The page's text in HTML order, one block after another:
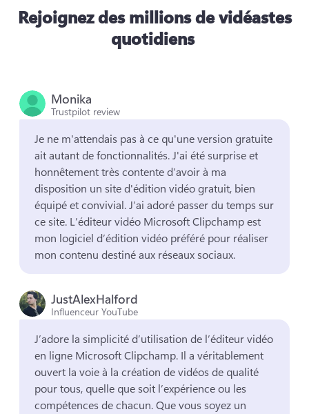
Rejoignez des millions de vidéastes
quotidiens
Monika
Trustpilot review
Je ne m'attendais pas à ce qu'une version gratuite
ait autant de fonctionnalités. J'ai été surprise et
honnêtement très contente d’avoir à ma
disposition un site d'édition vidéo gratuit, bien
équipé et convivial. J’ai adoré passer du temps sur
ce site. L’éditeur vidéo Microsoft Clipchamp est
mon logiciel d’édition vidéo préféré pour réaliser
mon contenu destiné aux réseaux sociaux.
JustAlexHalford
Influenceur YouTube
J’adore la simplicité d’utilisation de l’éditeur vidéo
en ligne Microsoft Clipchamp. Il a véritablement
ouvert la voie à la création de vidéos de qualité
pour tous, quelle que soit l’expérience ou les
compétences de chacun. Que vous soyez un